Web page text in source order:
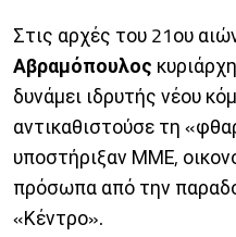
Στις αρχές του 21ου
Αβραμόπουλος
δυνάμει ιδρυτής νέου
αντικαθιστούσε τη
υποστήριξαν ΜΜΕ,
πρόσωπα από την
«Κέντρο».